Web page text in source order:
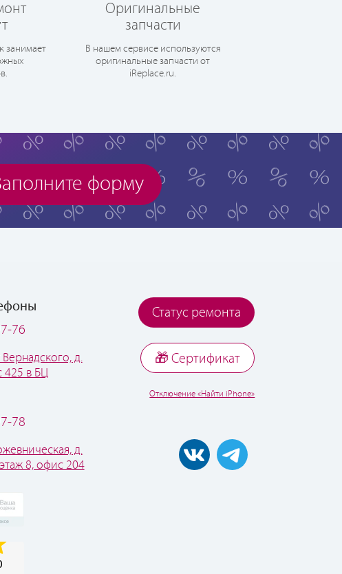
занимает
Оригинальные
запчасти
В нашем сервисе используются
оригинальные запчасти от
iReplace.ru.
форму
76
д.
425 в БЦ
78
д.
8, офис 204
Статус ремонта
🎁 Cертификат
Отключение «Найти iPhone»